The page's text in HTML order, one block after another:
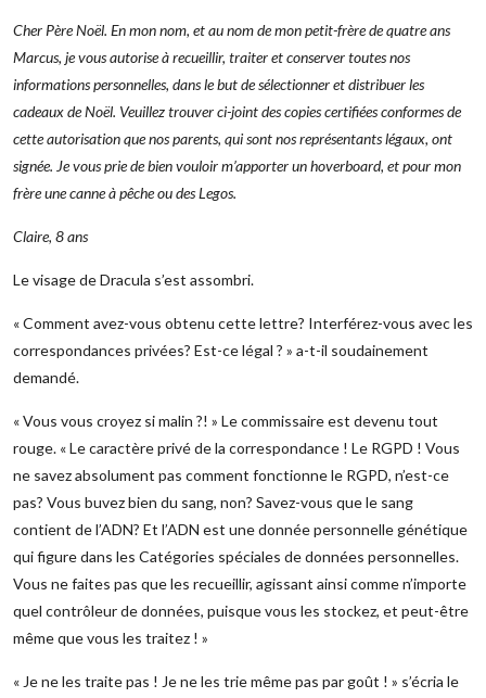
Cher Père Noël. En mon nom, et au nom de mon petit-frère de quatre ans
Marcus, je vous autorise à recueillir, traiter et conserver toutes nos
informations personnelles, dans le but de sélectionner et distribuer les
cadeaux de Noël. Veuillez trouver ci-joint des copies certifiées conformes de
cette autorisation que nos parents, qui sont nos représentants légaux, ont
signée. Je vous prie de bien vouloir m’apporter un hoverboard, et pour mon
frère une canne à pêche ou des Legos.
Claire, 8 ans
Le visage de Dracula s’est assombri.
« Comment avez-vous obtenu cette lettre? Interférez-vous avec les
correspondances privées? Est-ce légal ? » a-t-il soudainement
demandé.
« Vous vous croyez si malin ?! » Le commissaire est devenu tout
rouge. « Le caractère privé de la correspondance ! Le RGPD ! Vous
ne savez absolument pas comment fonctionne le RGPD, n’est-ce
pas? Vous buvez bien du sang, non? Savez-vous que le sang
contient de l’ADN? Et l’ADN est une donnée personnelle génétique
qui figure dans les Catégories spéciales de données personnelles.
Vous ne faites pas que les recueillir, agissant ainsi comme n’importe
quel contrôleur de données, puisque vous les stockez, et peut-être
même que vous les traitez ! »
« Je ne les traite pas ! Je ne les trie même pas par goût ! » s’écria le